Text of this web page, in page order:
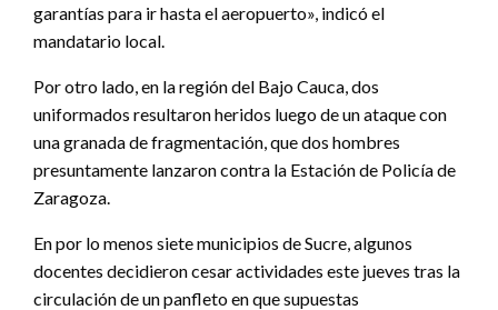
garantías para ir hasta el aeropuerto», indicó el
mandatario local.
Por otro lado, en la región del Bajo Cauca, dos
uniformados resultaron heridos luego de un ataque con
una granada de fragmentación, que dos hombres
presuntamente lanzaron contra la Estación de Policía de
Zaragoza.
En por lo menos siete municipios de Sucre, algunos
docentes decidieron cesar actividades este jueves tras la
circulación de un panfleto en que supuestas